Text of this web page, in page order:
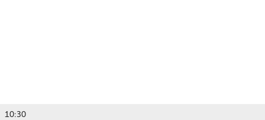
10:30